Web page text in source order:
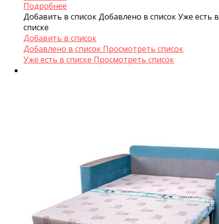
Подробнее
Добавить в списокДобавлено в списокУже есть в
списке
Добавить в список
Добавлено в список Просмотреть список
Уже есть в списке Просмотреть список